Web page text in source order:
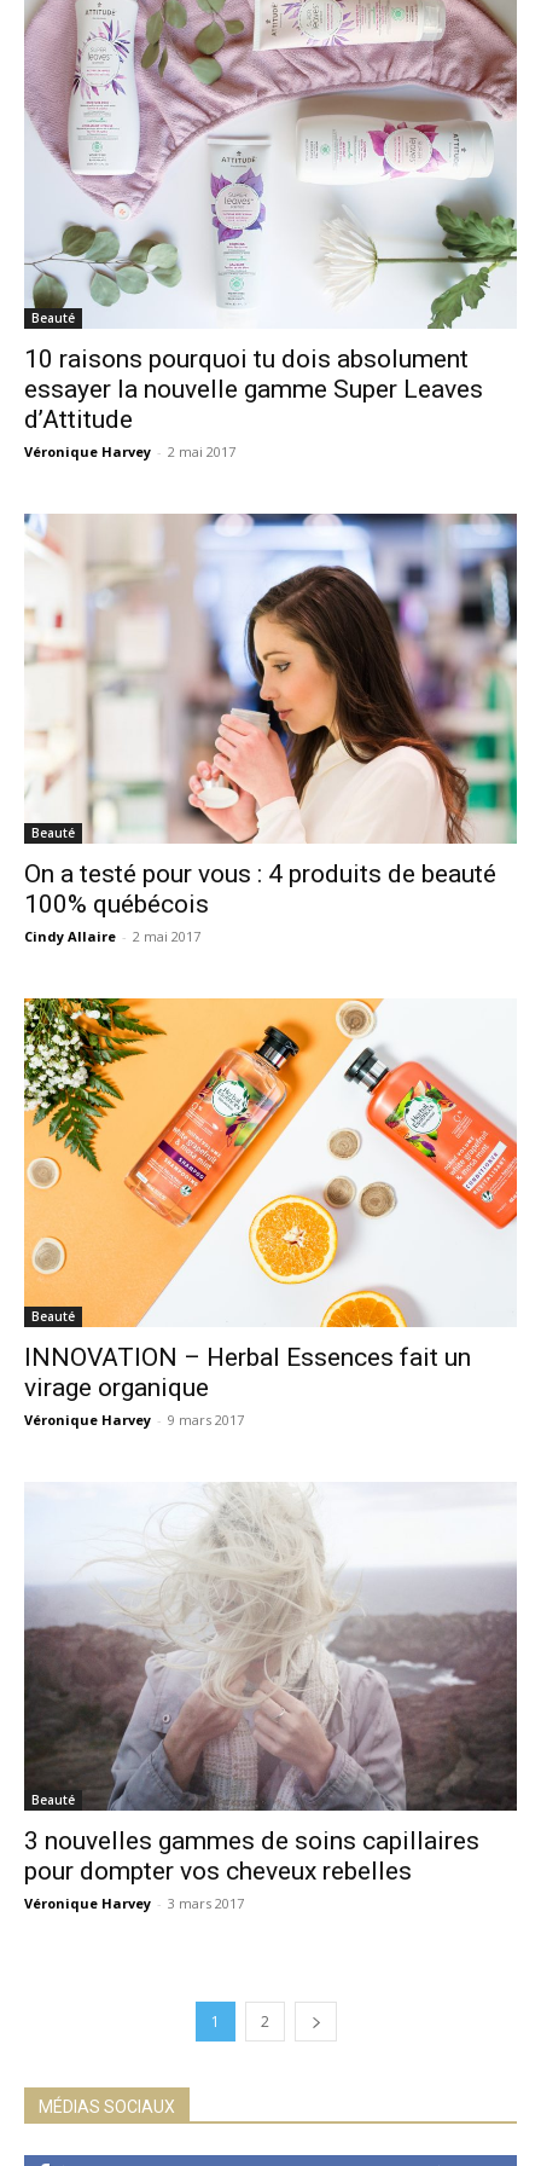
Beauté
10 raisons pourquoi tu dois absolument
essayer la nouvelle gamme Super Leaves
d’Attitude
Véronique Harvey - 2 mai 2017
Beauté
On a testé pour vous : 4 produits de beauté
100% québécois
Cindy Allaire - 2 mai 2017
Beauté
INNOVATION – Herbal Essences fait un
virage organique
Véronique Harvey - 9 mars 2017
Beauté
3 nouvelles gammes de soins capillaires
pour dompter vos cheveux rebelles
Véronique Harvey - 3 mars 2017
1 2
MÉDIAS SOCIAUX